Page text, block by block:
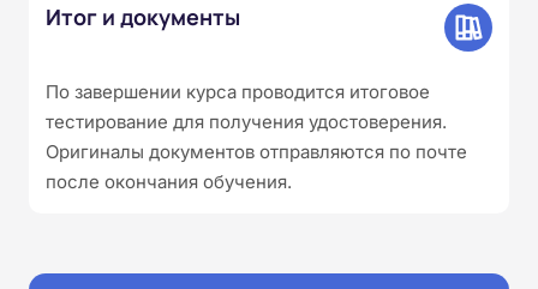
Итог и документы
По завершении курса проводится итоговое
тестирование для получения удостоверения.
Оригиналы документов отправляются по почте
после окончания обучения.